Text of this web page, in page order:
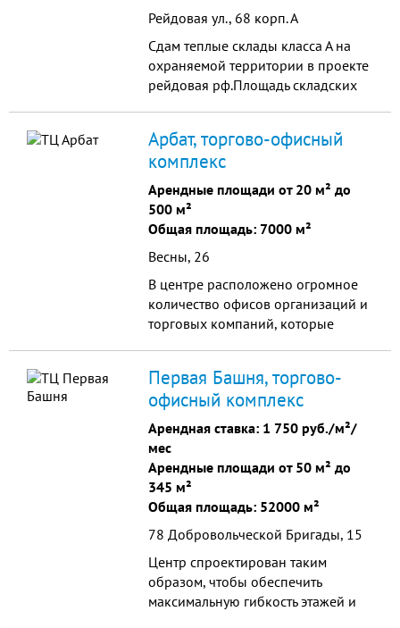
Рейдовая ул., 68 корп. А
Сдам теплые склады класса А на
охраняемой территории в проекте
рейдовая рф.Площадь складских
крытый пандус площадь 144м2 и...
Арбат, торгово-офисный
комплекс
Арендные площади от 20 м² до
500 м²
Общая площадь: 7000 м²
Весны, 26
В центре расположено огромное
количество офисов организаций и
торговых компаний, которые
Первая Башня, торгово-
офисный комплекс
Арендная ставка: 1 750 руб./м²/
мес
Арендные площади от 50 м² до
345 м²
Общая площадь: 52000 м²
78 Добровольческой Бригады, 15
Центр спроектирован таким
образом, чтобы обеспечить
максимальную гибкость этажей и